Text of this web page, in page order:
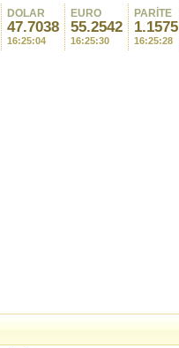
DOLAR
47.7038
16:25:04
EURO
55.2542
16:25:30
PARİTE
1.1575
16:25:28